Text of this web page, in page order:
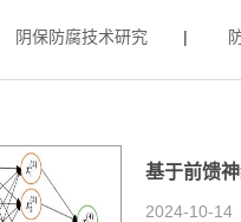
阴保防腐技术研究 防
基于前馈
2024-10-14